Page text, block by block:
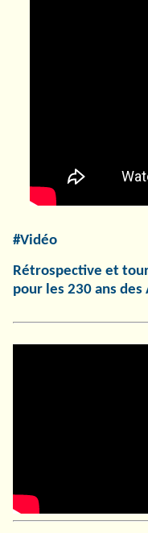
#Vidéo
Rétrospective et
pour les 230 ans